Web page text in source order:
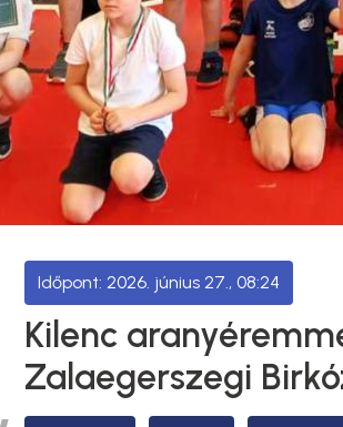
2026. június 27., 08:24
Kilenc
Zalaegerszegi